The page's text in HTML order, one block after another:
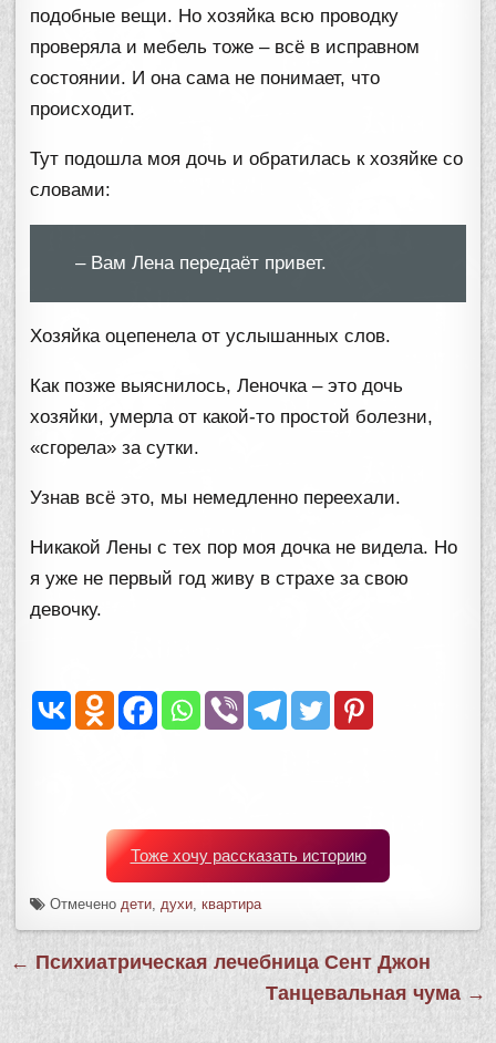
подобные вещи. Но хозяйка всю проводку
проверяла и мебель тоже – всё в исправном
состоянии. И она сама не понимает, что
происходит.
Тут подошла моя дочь и обратилась к хозяйке со
словами:
– Вам Лена передаёт привет.
Хозяйка оцепенела от услышанных слов.
Как позже выяснилось, Леночка – это дочь
хозяйки, умерла от какой-то простой болезни,
«сгорела» за сутки.
Узнав всё это, мы немедленно переехали.
Никакой Лены с тех пор моя дочка не видела. Но
я уже не первый год живу в страхе за свою
девочку.
Тоже хочу рассказать историю
Отмечено дети духи ,квартира
Навигация
записям
← Психиатрическая лечебница Сент Джон
Танцевальная чума →